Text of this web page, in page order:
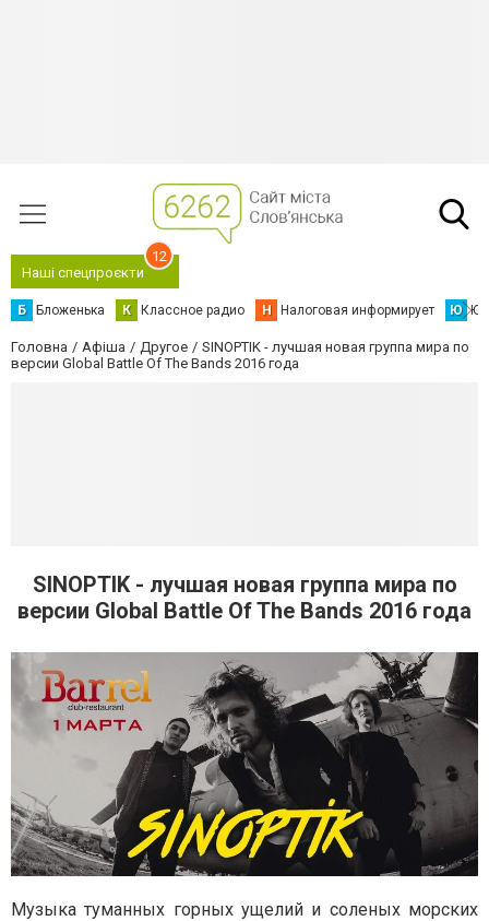
Наші спецпроєкти
12
Б Бложенька К Классное радио Н Налоговая информирует Ю
Головна Афіша Другое
SINOPTIK - лучшая новая группа мира по
версии Global Battle Of The Bands 2016 года
SINOPTIK - лучшая новая группа мира по
версии Global Battle Of The Bands 2016 года
Музыка туманных горных ущелий и соленых морских